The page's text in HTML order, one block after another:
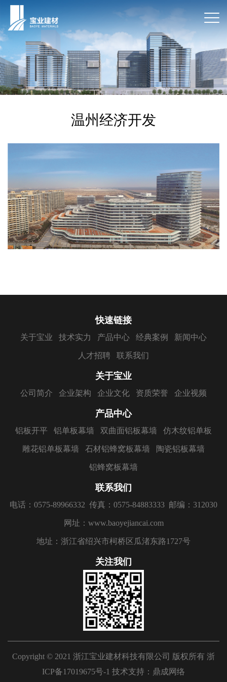
温州经济开发
快速链接
关于宝业 技术实力 产品中心 经典案例 新闻中心
人才招聘 联系我们
关于宝业
公司简介 企业架构 企业文化 资质荣誉 企业视频
产品中心
铝板开平 铝单板幕墙 双曲面铝板幕墙 仿木纹铝单板
雕花铝单板幕墙 石材铝蜂窝板幕墙 陶瓷铝板幕墙
铝蜂窝板幕墙
联系我们
电话：0575-89966332 传真：0575-84883333 邮编：312030
网址：www.baoyejiancai.com
地址：浙江省绍兴市柯桥区瓜渚东路1727号
关注我们
Copyright © 2021 浙江宝业建材科技有限公司 版权所有 浙
ICP备17019675号-1 技术支持： 鼎成网络